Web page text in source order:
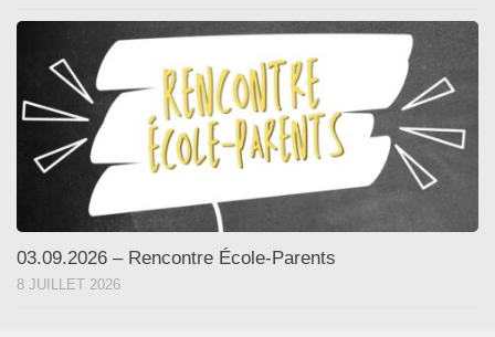
03.09.2026 – Rencontre École-Parents
8 JUILLET 2026